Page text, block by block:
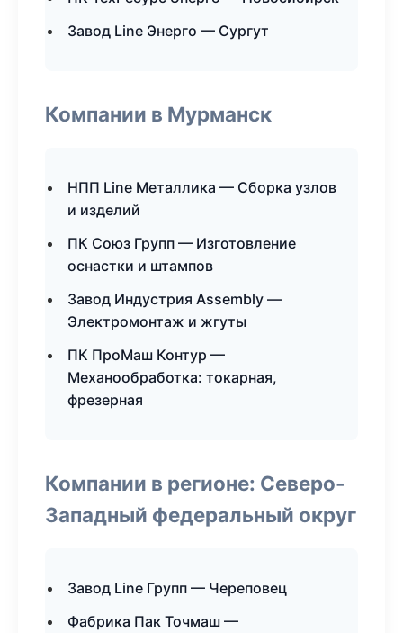
Завод Line Энерго — Сургут
Компании в Мурманск
НПП Line Металлика — Сборка узлов
и изделий
ПК Союз Групп — Изготовление
оснастки и штампов
Завод Индустрия Assembly —
Электромонтаж и жгуты
ПК ПроМаш Контур —
Механообработка: токарная,
фрезерная
Компании в регионе: Северо-
Западный федеральный округ
Завод Line Групп — Череповец
Фабрика Пак Точмаш —